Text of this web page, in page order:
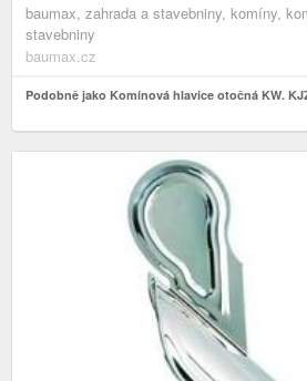
baumax, zahrada a stavebniny, komíny,
stavebniny
baumax.cz
Podobně jako Komínová hlavice otočná KW.